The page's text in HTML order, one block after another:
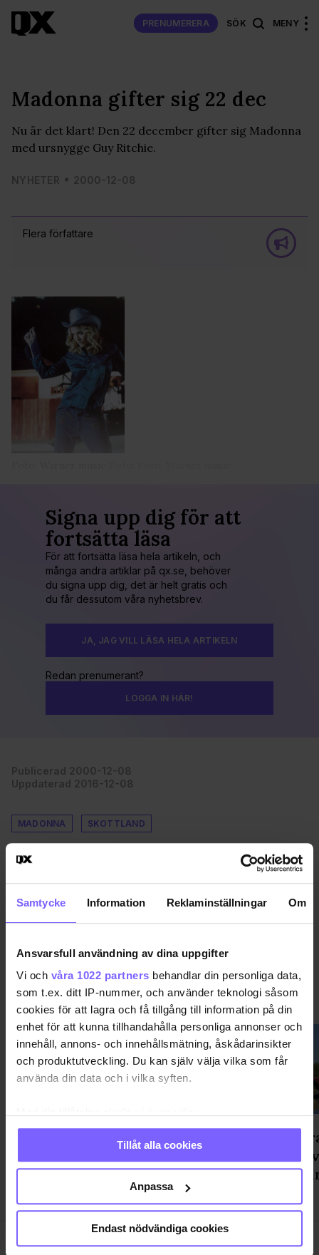
Samtycke Information Reklaminställningar Om
Ansvarsfull användning av dina uppgifter
Vi och våra 1022 partners behandlar din personliga data,
som t.ex. ditt IP-nummer, och använder teknologi såsom
cookies för att lagra och få tillgång till information på din
enhet för att kunna tillhandahålla personliga annonser och
innehåll, annons- och innehållsmätning, åskådarinsikter
och produktutveckling. Du kan själv välja vilka som får
använda din data och i vilka syften.
Samla in information om din geografiska plats
som kan ha en noggrannhet på upp till flera meter
Identifiera din enhet genom att aktivt skanna den
för specifika kännetecken (fingeravtryck)
Ta reda på mer om hur dina personliga uppgifter
Du kan ändra eller dra tillbaka ditt samtycke när som
Tillåt alla cookies
Anpassa
Endast nödvändiga cookies
PRENUMERERA SÖK MENY
Flera författare
Madonna gifter sig 22 dec
Nu är det klart! Den 22 december gifter sig Madonna
med ursnygge Guy Ritchie.
NYHETER 2000-12-08
Signa upp dig för att
fortsätta läsa
För att fortsätta läsa hela artikeln, och
många andra artiklar på qx.se, behöver
du signa upp dig, det är helt gratis och
du får dessutom våra nyhetsbrev.
JA, JAG VILL LÄSA HELA ARTIKELN
Redan prenumerant?
LOGGA IN HÄR!
Publicerad 2000-12-08
Uppdaterad 2016-12-08
MADONNA SKOTTLAND
NYHETER VISA MER NYHETER
"Väckt aggressiva reaktioner" -
Stockholm
Ett
för att
är för